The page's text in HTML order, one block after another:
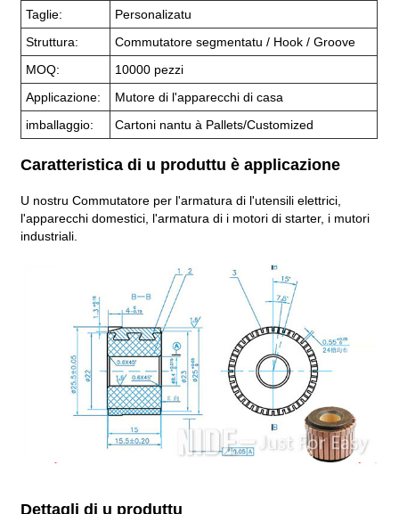
Taglie:
Personalizatu
Struttura:
Commutatore segmentatu / Hook / Groove
MOQ:
10000 pezzi
Applicazione:
Mutore di l'apparecchi di casa
imballaggio:
Cartoni nantu à Pallets/Customized
Caratteristica di u produttu è applicazione
U nostru Commutatore per l'armatura di l'utensili elettrici,
l'apparecchi domestici, l'armatura di i motori di starter, i mutori
industriali.
Dettagli di u produttu